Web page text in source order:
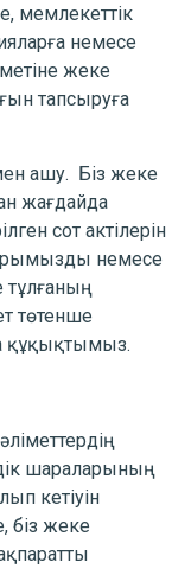
мемлекеттік
немесе
жеке
тапсыруға
ашу. Біз жеке
жағдайда
сот актілерін
немесе
төтенше
құқықтымыз.
шараларының
кетіуін
біз жеке